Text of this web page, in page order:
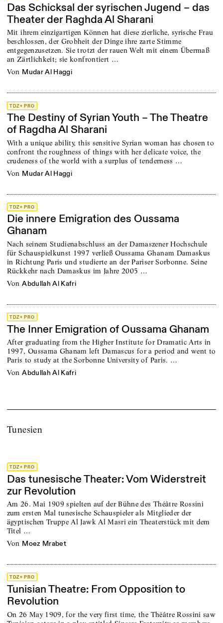
Das Schicksal der syrischen Jugend – das
Theater der Raghda Al Sharani
Mit ihrem einzigartigen Können hat diese zierliche, syrische Frau
beschlos­sen, der Grobheit der Dinge ihre zarte Stimme
entgegenzusetzen. Sie trotzt der rauen Welt mit einem Übermaß
an Zärtlichkeit; sie konfrontiert …
von Mudar Al Haggi
TDZ+ PRO
The Destiny of Syrian Youth – The Theatre
of Ragdha Al Sharani
With a unique ability, this sensitive Syrian woman has chosen to
confront the roughness of things with her delicate voice, the
crudeness of the world with a surplus of tenderness …
von Mudar Al Haggi
TDZ+ PRO
Die innere Emigration des Oussama
Ghanam
Nach seinem Studienabschluss an der Damaszener Hochschule
für Schauspielkunst 1997 verließ Oussama Ghanam Damaskus
in Richtung Paris und studierte an der Pariser Sorbonne. Seine
Rückkehr nach Damaskus im Jahre 2005 …
von Abdullah Al Kafri
TDZ+ PRO
The Inner Emigration of Oussama Ghanam
After graduating from the Higher Institute for Dramatic Arts in
1997, Oussama Ghanam left Damascus for a period and went to
Paris to study at the Sorbonne University of Paris. …
von Abdullah Al Kafri
Tunesien
TDZ+ PRO
Das tunesische Theater: Vom Widerstreit
zur Revolution
Am 26. Mai 1909 spielten auf der Bühne des Théâtre Rossini
zum ersten Mal tunesische Schauspieler als Mitglieder der
ägyptischen Truppe Al Jawk Al Masri ein Theaterstück mit dem
Titel …
von Moez Mrabet
TDZ+ PRO
Tunisian Theatre: From Opposition to
Revolution
On 26 May 1909, for the very first time, the Théâtre Rossini saw